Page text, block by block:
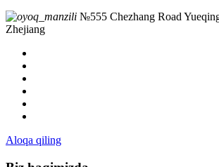
№555 Chezhang Road
Zhejiang
Aloqa qiling